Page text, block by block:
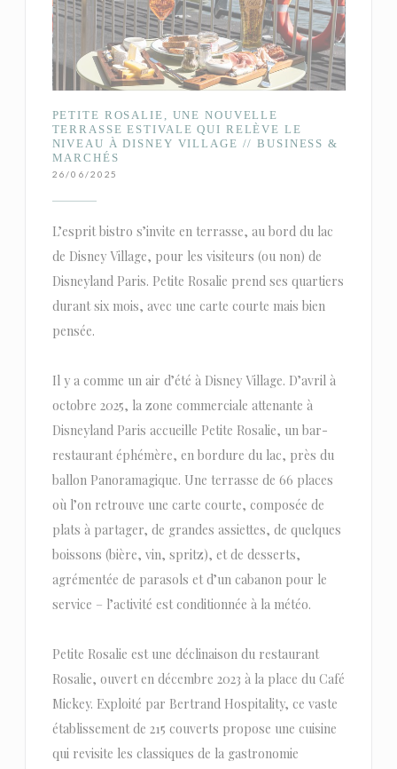
PETITE ROSALIE, UNE NOUVELLE
TERRASSE ESTIVALE QUI RELÈVE LE
NIVEAU À DISNEY VILLAGE // BUSINESS &
MARCHÉS
26/06/2025
L’esprit bistro s’invite en terrasse, au bord du lac
de Disney Village, pour les visiteurs (ou non) de
Disneyland Paris. Petite Rosalie prend ses quartiers
durant six mois, avec une carte courte mais bien
pensée.
Il y a comme un air d’été à Disney Village. D’avril à
octobre 2025, la zone commerciale attenante à
Disneyland Paris accueille Petite Rosalie, un bar-
restaurant éphémère, en bordure du lac, près du
ballon Panoramagique. Une terrasse de 66 places
où l’on retrouve une carte courte, composée de
plats à partager, de grandes assiettes, de quelques
boissons (bière, vin, spritz), et de desserts,
agrémentée de parasols et d’un cabanon pour le
service – l’activité est conditionnée à la météo.
Petite Rosalie est une déclinaison du restaurant
Rosalie, ouvert en décembre 2023 à la place du Café
Mickey. Exploité par Bertrand Hospitality, ce vaste
établissement de 215 couverts propose une cuisine
qui revisite les classiques de la gastronomie